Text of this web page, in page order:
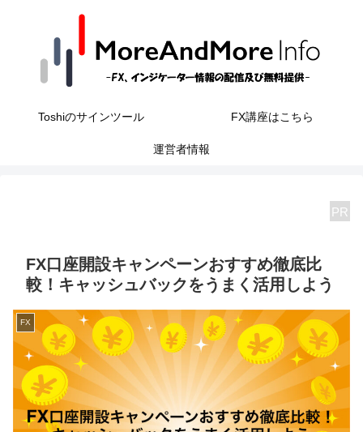
Toshiのサインツール FX講座はこちら
運営者情報
PR
FX口座開設キャンペーンおすすめ徹底比
較！キャッシュバックをうまく活用しよう
FX